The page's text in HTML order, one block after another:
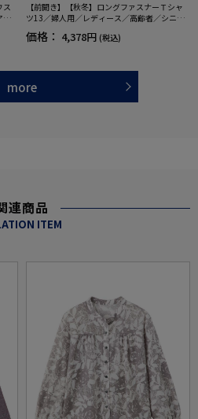
ス
／
【前開き】【秋冬】ロングファスナーＴシャ
ツ13／婦人用／レディース／高齢者／シニア
／ゆったり／のびのび／洗濯機OK／後ろ長め
／名前記入欄付／ギフト／プレゼント【CF】
価格： 4,378円 (税込)
more
連商品
ITEM